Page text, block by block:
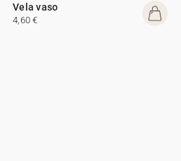
Vela vaso
4,60 €